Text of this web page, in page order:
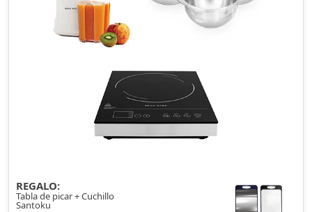
REGALO:
Tabla de picar + Cuchillo
Santoku